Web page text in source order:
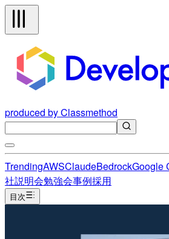
produced by Classmethod
TrendingAWSClaudeBedrockGoogle
社説明会勉強会事例採用
目次